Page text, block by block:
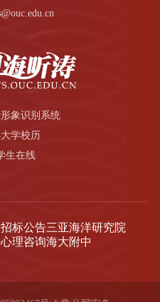
象识别系统
学校历
生在线
招标公告三亚海洋研究院
心理咨询海大附中